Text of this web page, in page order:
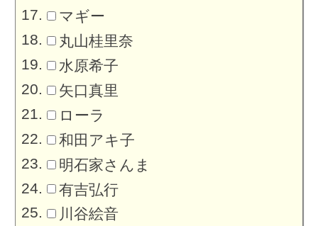
マギー
丸山桂里奈
水原希子
矢口真里
ローラ
和田アキ子
明石家さんま
有吉弘行
川谷絵音